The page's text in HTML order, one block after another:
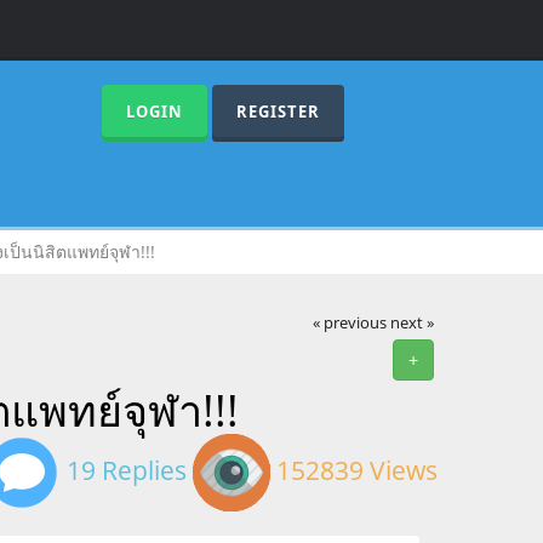
LOGIN REGISTER
ป็นนิสิตแพทย์จุฬา!!!
« previous next »
+
พทย์จุฬา!!!
19 Replies 152839 Views